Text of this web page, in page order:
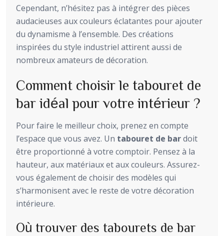
Cependant, n’hésitez pas à intégrer des pièces
audacieuses aux couleurs éclatantes pour ajouter
du dynamisme à l’ensemble. Des créations
inspirées du style industriel attirent aussi de
nombreux amateurs de décoration.
Comment choisir le tabouret de
bar idéal pour votre intérieur ?
Pour faire le meilleur choix, prenez en compte
l’espace que vous avez. Un tabouret de bardoit
être proportionné à votre comptoir. Pensez à la
hauteur, aux matériaux et aux couleurs. Assurez-
vous également de choisir des modèles qui
s’harmonisent avec le reste de votre décoration
intérieure.
Où trouver des tabourets de bar